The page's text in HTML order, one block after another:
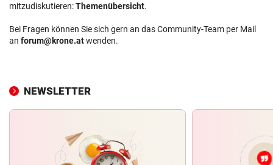
mitzudiskutieren:Themenübersicht.
Bei Fragen können Sie sich gern an das Community-Team per Mail
an forum@krone.atwenden.
NEWSLETTER